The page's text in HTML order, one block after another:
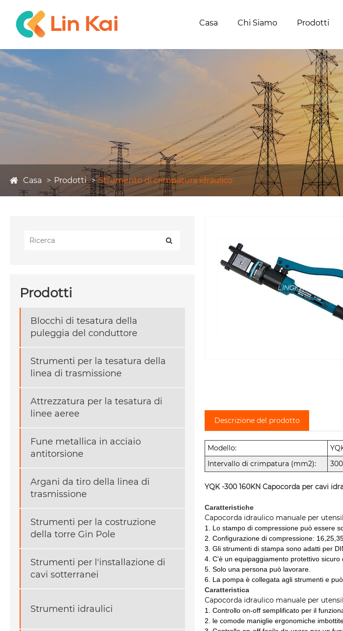
Casa Chi Siamo Prodotti
Casa Prodotti Strumento di crimpatura idraulico
Prodotti
Blocchi di tesatura della
puleggia del conduttore
Strumenti per la tesatura della
linea di trasmissione
Attrezzatura per la tesatura di
linee aeree
Fune metallica in acciaio
antitorsione
Argani da tiro della linea di
trasmissione
Strumenti per la costruzione
della torre Gin Pole
Strumenti per l'installazione di
cavi sotterranei
Strumenti idraulici
Descrizione del prodotto
Modello:
Intervallo di crimpatura (mm2):
300
YQK -300 160KNCapocorda per cavi
Caratteristiche
Capocorda idraulico manuale per
1. Lo stampo di compressione può essere
2. Configurazione di compressione:
3. Gli strumenti di stampa sono adatti per
4. C'è un equipaggiamento protettivo
5. Solo una persona può lavorare.
6. La pompa è collegata agli strumenti e
Caratteristica
Capocorda idraulico manuale per
1. Controllo on-off semplificato per il
2. le comode maniglie ergonomiche